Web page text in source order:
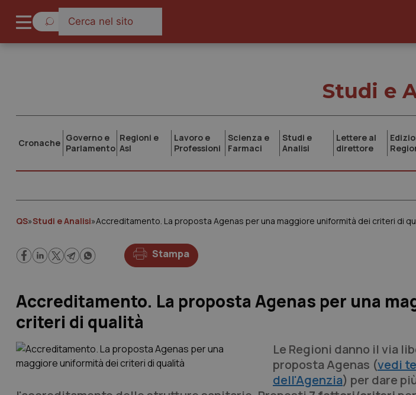
Studi e
Cronache Governo e
Parlamento
Regioni e
Asl
Lavoro e
Professioni
Scienza e
Farmaci
Studi e
Analisi
Lettere al
direttore
QS»Studi e Analisi»Accreditamento. La proposta Agenas per una maggiore uniformità dei criteri di
Stampa
Accreditamento. La proposta Agenas per una
criteri di qualità
Le Regioni danno il via
proposta Agenas (vedi
dell'Agenzia) per dare